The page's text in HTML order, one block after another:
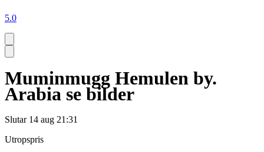
5.0
Muminmugg Hemulen by.
Arabia se bilder
Slutar 14 aug 21:31
Utropspris